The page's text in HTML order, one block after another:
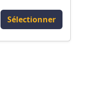
Sélectionner